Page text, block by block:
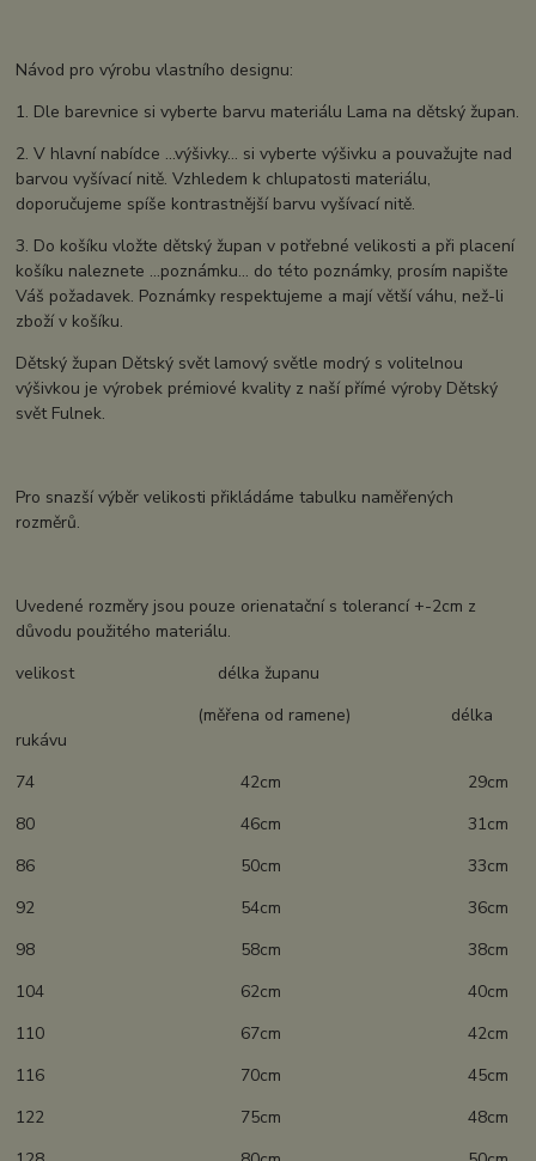
Návod pro výrobu vlastního designu:
1. Dle barevnice si vyberte barvu materiálu Lama na dětský župan.
2. V hlavní nabídce ...výšivky... si vyberte výšivku a pouvažujte nad
barvou vyšívací nitě. Vzhledem k chlupatosti materiálu,
doporučujeme spíše kontrastnější barvu vyšívací nitě.
3. Do košíku vložte dětský župan v potřebné velikosti a při placení
košíku naleznete ...poznámku... do této poznámky, prosím napište
Váš požadavek. Poznámky respektujeme a mají větší váhu, než-li
zboží v košíku.
Dětský župan Dětský svět lamový světle modrý s volitelnou
výšivkou je výrobek prémiové kvality z naší přímé výroby Dětský
svět Fulnek.
Pro snazší výběr velikosti přikládáme tabulku naměřených
rozměrů.
Uvedené rozměry jsou pouze orienatační s tolerancí +-2cm z
důvodu použitého materiálu.
velikost délka županu
(měřena od ramene) délka
rukávu
74 42cm 29cm
80 46cm 31cm
86 50cm 33cm
92 54cm 36cm
98 58cm 38cm
104 62cm 40cm
110 67cm 42cm
116 70cm 45cm
122 75cm 48cm